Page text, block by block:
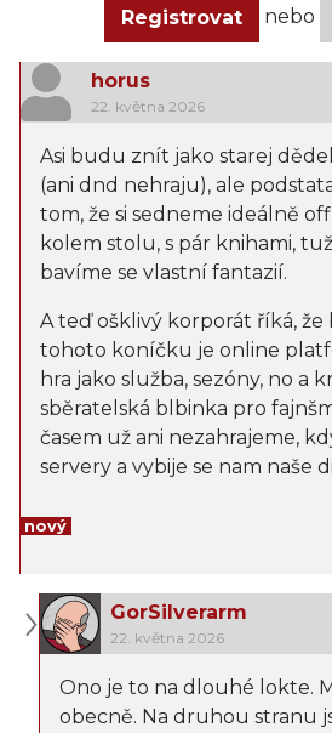
Registrovat nebo
horus
22. května 2026
Asi budu znít jako starej
(ani dnd nehraju), ale
tom, že si sedneme ideálně
kolem stolu, s pár knihami,
bavíme se vlastní fantazií.
A teď ošklivý korporát říká,
tohoto koníčku je online
hra jako služba, sezóny, no a
sběratelská blbinka pro
časem už ani nezahrajeme,
servery a vybije se nam naše
nový
GorSilverarm
22. května 2026
Ono je to na dlouhé lokte.
obecně. Na druhou stranu